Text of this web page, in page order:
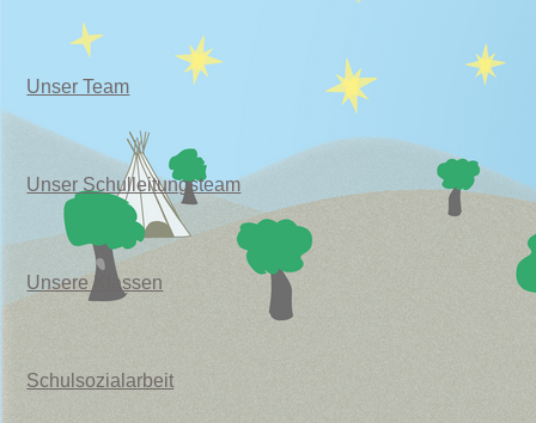
Unser Team
Unser Schulleitungsteam
Unsere Klassen
Schulsozialarbeit